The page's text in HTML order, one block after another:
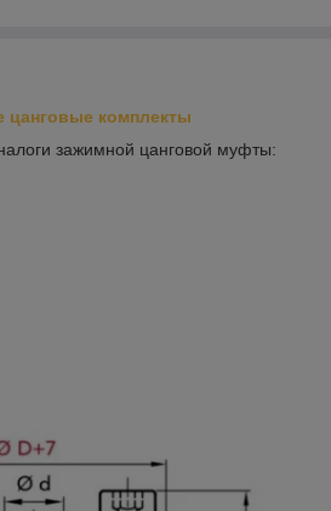
комплекты
зажимной цанговой муфты: